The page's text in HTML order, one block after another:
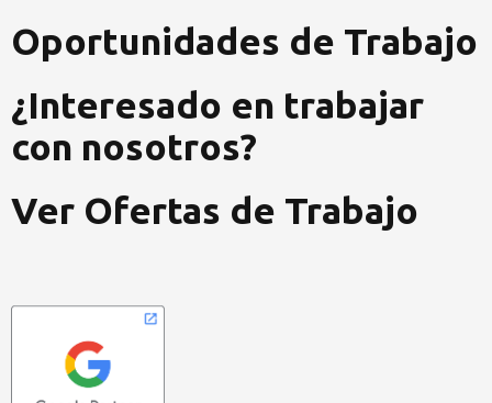
Oportunidades de Trabajo
¿Interesado en trabajar
con nosotros?
Ver Ofertas de Trabajo